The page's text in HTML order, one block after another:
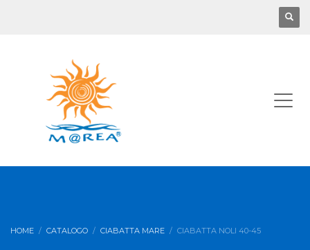
HOME CATALOGO CIABATTA MARE CIABATTA NOLI 40-45